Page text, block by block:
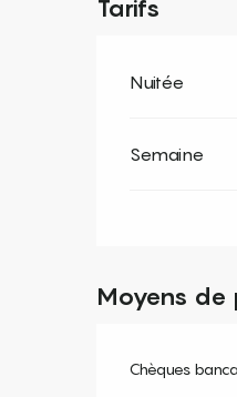
Tarifs
Nuitée
Semaine
Moyens de
Chèques